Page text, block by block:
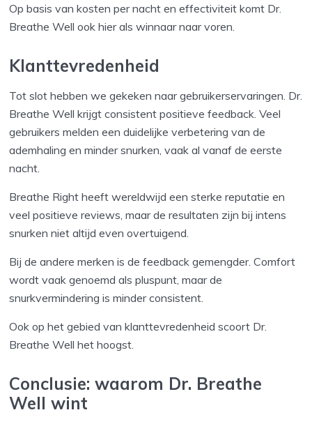
Op basis van kosten per nacht en effectiviteit komt Dr.
Breathe Well ook hier als winnaar naar voren.
Klanttevredenheid
Tot slot hebben we gekeken naar gebruikerservaringen. Dr.
Breathe Well krijgt consistent positieve feedback. Veel
gebruikers melden een duidelijke verbetering van de
ademhaling en minder snurken, vaak al vanaf de eerste
nacht.
Breathe Right heeft wereldwijd een sterke reputatie en
veel positieve reviews, maar de resultaten zijn bij intens
snurken niet altijd even overtuigend.
Bij de andere merken is de feedback gemengder. Comfort
wordt vaak genoemd als pluspunt, maar de
snurkvermindering is minder consistent.
Ook op het gebied van klanttevredenheid scoort Dr.
Breathe Well het hoogst.
Conclusie: waarom Dr. Breathe
Well wint